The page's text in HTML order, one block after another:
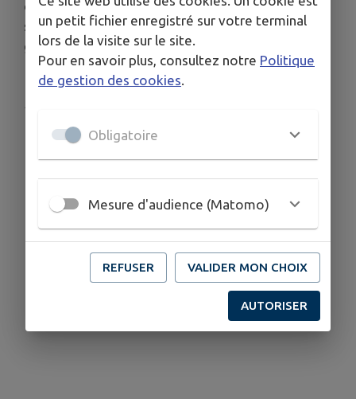
de sa librairie mobile 🚛 ce dimanche pour la
seconde fois! N'hésitez pas il y en a pour tous les
goûts et à petits prix! 📚
un petit fichier enregistré sur votre terminal
lors de la visite sur le site.
Pour en savoir plus, consultez notre Politique
de gestion des cookies.
Obligatoire
Mesure d'audience (Matomo)
REFUSER VALIDER MON CHOIX
AUTORISER